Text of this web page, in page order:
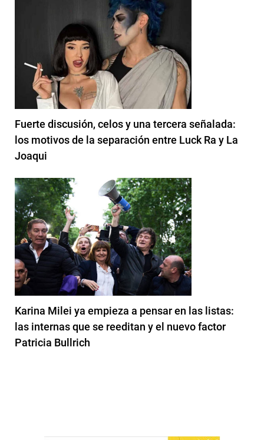
Fuerte discusión, celos y una tercera señalada:
los motivos de la separación entre Luck Ra y La
Joaqui
Karina Milei ya empieza a pensar en las listas:
las internas que se reeditan y el nuevo factor
Patricia Bullrich